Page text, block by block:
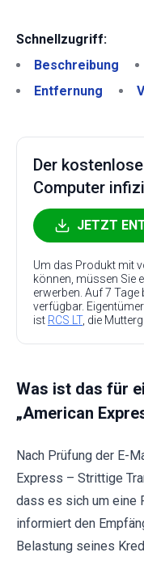
Schnellzugriff:
Beschreibung
Entfernung
Der
Computer
JETZT
Um das Produkt mit
können, müssen Sie
erwerben. Auf 7
verfügbar.
ist RCS LT, die
Was ist das für
„American
Nach Prüfung der E-
Express – Strittige
dass es sich um eine
informiert den
Belastung seines